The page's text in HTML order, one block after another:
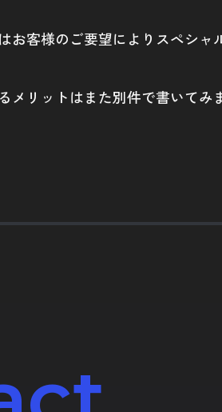
お客様のご要望によりスペシ
メリットはまた別件で書いてみ